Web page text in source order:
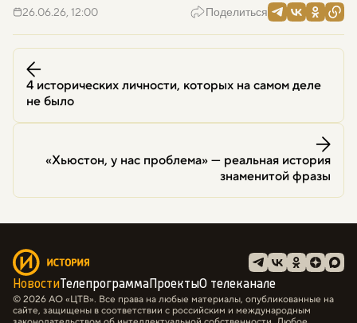
26.06.26, 12:00 Поделиться
4 исторических личности, которых на самом деле
не было
«Хьюстон, у нас проблема» — реальная история
знаменитой фразы
Новости Телепрограмма ПроектыО телеканале
© 2026 АО «ЦТВ». Все права на любые материалы, опубликованные на
сайте, защищены в соответствии с российским и международным